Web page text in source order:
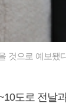
것으로 예보됐
도로 전날